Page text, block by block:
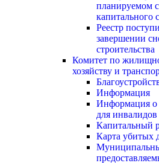
планируемом
капитального
Реестр
завершении
строительства
Комитет по
хозяйству и
Информация
Информация о
для инвалидов
Капитальный
Карта убитых